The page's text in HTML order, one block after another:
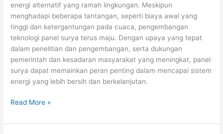
energi alternatif yang ramah lingkungan. Meskipun
menghadapi beberapa tantangan, seperti biaya awal yang
tinggi dan ketergantungan pada cuaca, pengembangan
teknologi panel surya terus maju. Dengan upaya yang tepat
dalam penelitian dan pengembangan, serta dukungan
pemerintah dan kesadaran masyarakat yang meningkat, panel
surya dapat memainkan peran penting dalam mencapai sistem
energi yang lebih bersih dan berkelanjutan.
Read More »